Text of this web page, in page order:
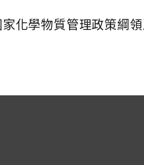
化學物質管理政策綱領